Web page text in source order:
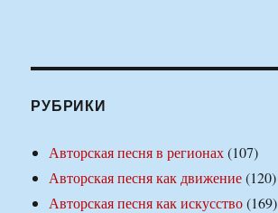
РУБРИКИ
Авторская песня в регионах(107)
Авторская песня как движение(120)
Авторская песня как искусство(169)